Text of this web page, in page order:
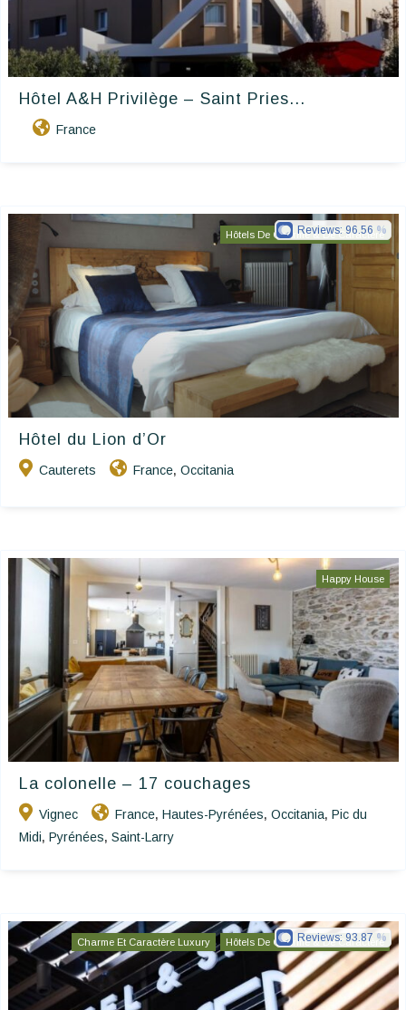
Hôtel A&H Privilège – Saint Pries...
France
Hôtels De Charme & De Caractère
Hôtel du Lion d’Or
Cauterets France, Occitania
Reviews: 96.56
Happy House
La colonelle – 17 couchages
Vignec France, Hautes-Pyrénées, Occitania, Pic du
Midi, Pyrénées, Saint-Larry
Charme Et Caractère Luxury Hôtels De Charme & De Caractère
Reviews: 93.87